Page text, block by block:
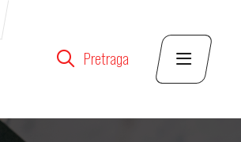
Pretraga